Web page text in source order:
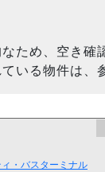
ため、空き
いる物件は、
・バスターミナル